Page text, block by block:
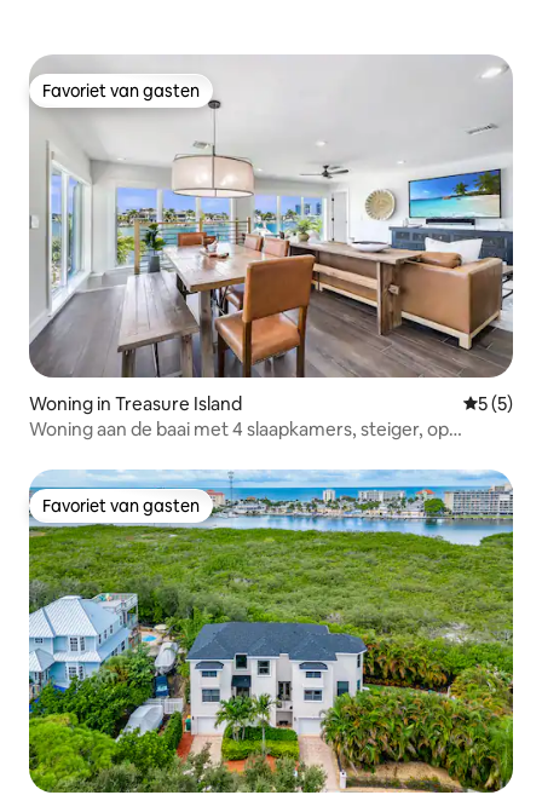
Favoriet van gasten
Favoriet van gasten
Woning in Treasure Island
5 (5)
Woning aan de baai met 4 slaapkamers, steiger, op
Favoriet van gasten
Favoriet van gasten